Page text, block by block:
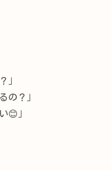
」
の？」
😊」